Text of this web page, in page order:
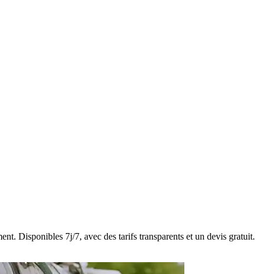
Disponibles 7j/7, avec des tarifs transparents et un devis gratuit.